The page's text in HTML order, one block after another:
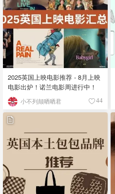
2025英国上映电影推荐 - 8月上映
电影出炉！诺兰电影周进行中！
小不列颠晒晒君 44